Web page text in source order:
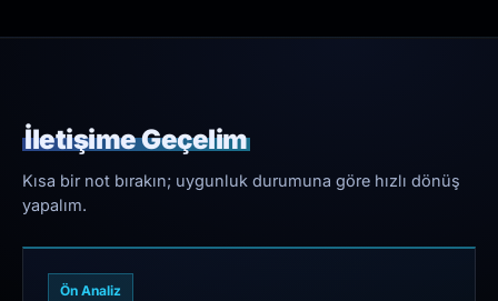
İletişime Geçelim
Kısa bir not bırakın; uygunluk durumuna göre hızlı dönüş
yapalım.
Ön Analiz